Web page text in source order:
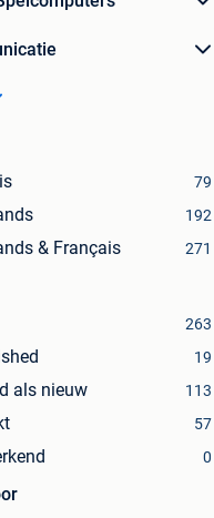
79
192
& Français 271
263
19
als nieuw 113
57
0